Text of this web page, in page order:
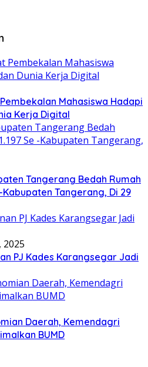
Mahasiswa Hadapi
Kerja Digital
Tangerang Bedah Rumah
-Kabupaten Tangerang, Di 29
2025
PJ Kades Karangsegar Jadi
Daerah, Kemendagri
BUMD